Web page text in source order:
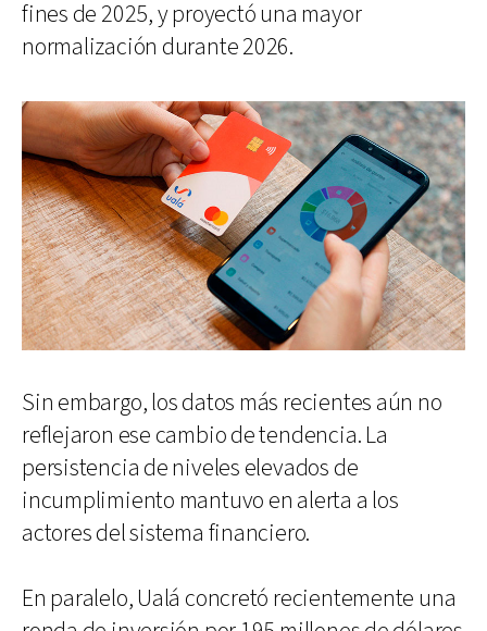
fines de 2025, y proyectó una mayor
normalización durante 2026.
Sin embargo, los datos más recientes aún no
reflejaron ese cambio de tendencia. La
persistencia de niveles elevados de
incumplimiento mantuvo en alerta a los
actores del sistema financiero.
En paralelo, Ualá concretó recientemente una